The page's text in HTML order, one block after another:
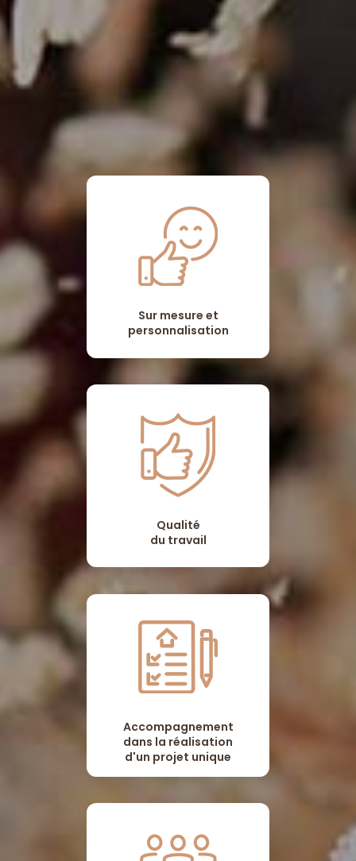
Sur mesure et
personnalisation
Qualité
du travail
Accompagnement
dans la réalisation
d'un projet unique